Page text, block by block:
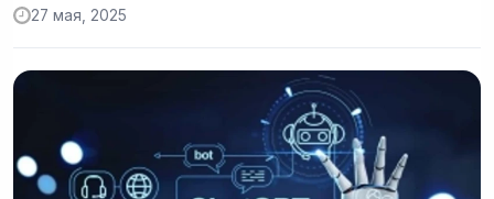
27 мая, 2025